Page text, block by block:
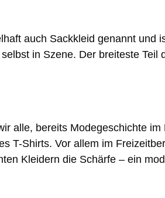
auch Sackkleid genannt
in Szene. Der breiteste
alle, bereits Modegeschichte
T-Shirts. Vor allem im
Kleidern die Schärfe – ein